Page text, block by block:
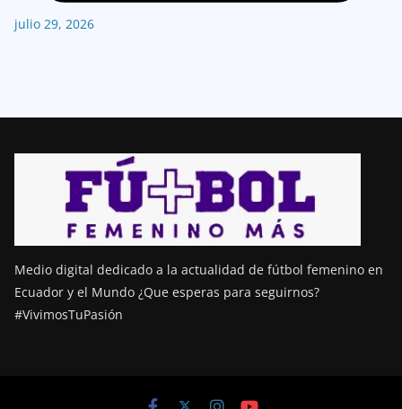
julio 29, 2026
Medio digital dedicado a la actualidad de fútbol femenino en
Ecuador y el Mundo ¿Que esperas para seguirnos?
#VivimosTuPasión